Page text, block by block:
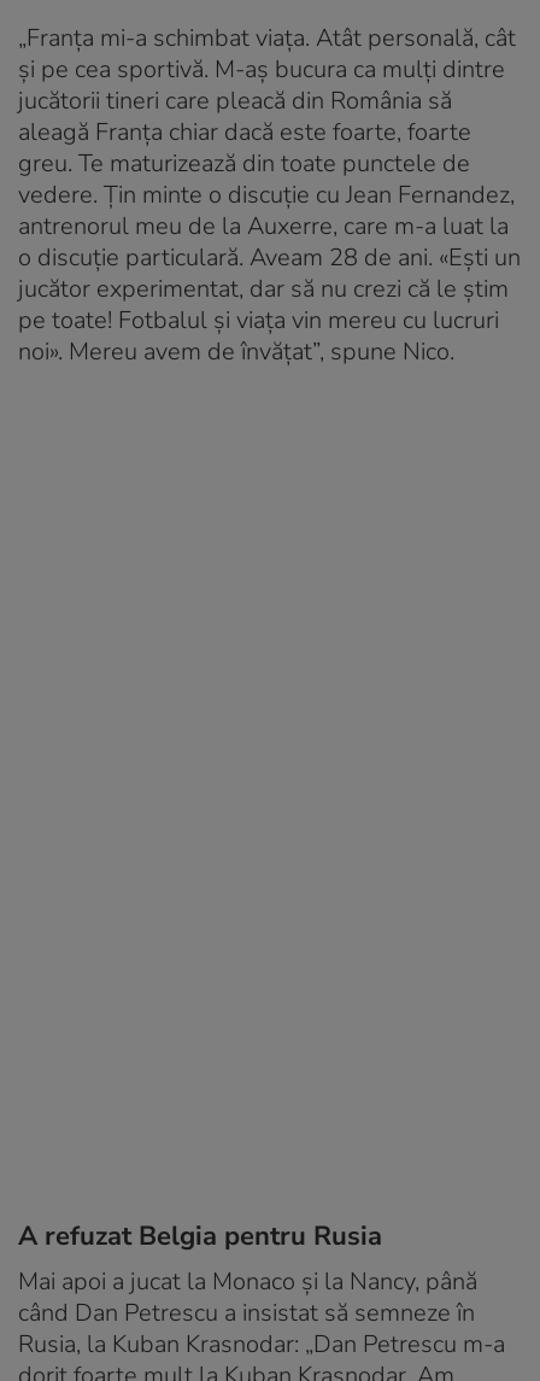
„Franța mi-a schimbat viața. Atât personală, cât
și pe cea sportivă. M-aș bucura ca mulți dintre
jucătorii tineri care pleacă din România să
aleagă Franța chiar dacă este foarte, foarte
greu. Te maturizează din toate punctele de
vedere. Țin minte o discuție cu Jean Fernandez,
antrenorul meu de la Auxerre, care m-a luat la
o discuție particulară. Aveam 28 de ani. «Ești un
jucător experimentat, dar să nu crezi că le știm
pe toate! Fotbalul și viața vin mereu cu lucruri
noi». Mereu avem de învățat”, spune Nico.
A refuzat Belgia pentru Rusia
Mai apoi a jucat la Monaco și la Nancy, până
când Dan Petrescu a insistat să semneze în
Rusia, la Kuban Krasnodar: „Dan Petrescu m-a